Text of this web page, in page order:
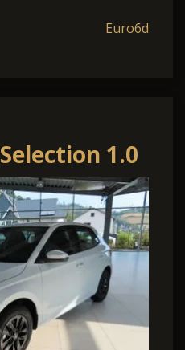
Euro6d
1.0